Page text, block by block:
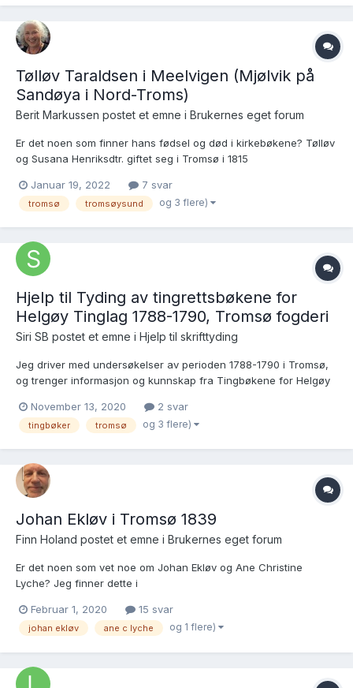
Tølløv Taraldsen i Meelvigen (Mjølvik på
Sandøya i Nord-Troms)
Berit Markussen postet et emne i Brukernes eget forum
Er det noen som finner hans fødsel og død i kirkebøkene? Tølløv
og Susana Henriksdtr. giftet seg i Tromsø i 1815
fikk mange barn. Den yngste er Rebecha født i 1835
(https://www.digitalarkivet.no/view/255/pd00000040193567)....
Januar 19, 2022 7 svar
tromsø tromsøysund og 3 flere)
Hjelp til Tyding av tingrettsbøkene for
Helgøy Tinglag 1788-1790, Tromsø fogderi
Siri SB postet et emne i Hjelp til skrifttyding
Jeg driver med undersøkelser av perioden 1788-1790 i Tromsø,
og trenger informasjon og kunnskap fra Tingbøkene for Helgøy
skriftene selv ved hjelp av bøkene, og vil spørre om noen har
gjort dette arbeidet tidligere, og om jeg kunne fått en k...
November 13, 2020 2 svar
tingbøker tromsø og 3 flere)
Johan Ekløv i Tromsø 1839
Finn Holand postet et emne i Brukernes eget forum
Er det noen som vet noe om Johan Ekløv og Ane Christine
Lyche? Jeg finner dette i
Johansen Tromsø 1839-12/01 Johan Ekløv og Ane Christine
Løkke 1839-09/05 Ane C døde under fødsel med tvillinger i
Februar 1, 2020 15 svar
johan ekløv ane c lyche og 1 flere)